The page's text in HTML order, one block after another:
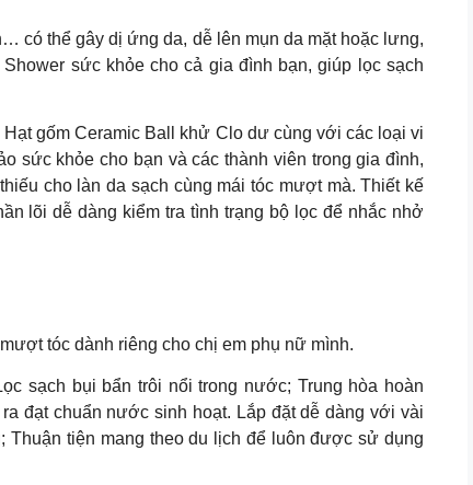
có thể gây dị ứng da, dễ lên mụn da mặt hoặc lưng,
sức khỏe cho cả gia đình bạn, giúp lọc sạch
gốm Ceramic Ball khử Clo dư cùng với các loại vi
sức khỏe cho bạn và các thành viên trong gia đình,
cho làn da sạch cùng mái tóc mượt mà. Thiết kế
lõi dễ dàng kiểm tra tình trạng bộ lọc để nhắc nhở
tóc dành riêng cho chị em phụ nữ mình.
sạch bụi bẩn trôi nổi trong nước; Trung hòa hoàn
đạt chuẩn nước sinh hoạt. Lắp đặt dễ dàng với vài
tiện mang theo du lịch để luôn được sử dụng